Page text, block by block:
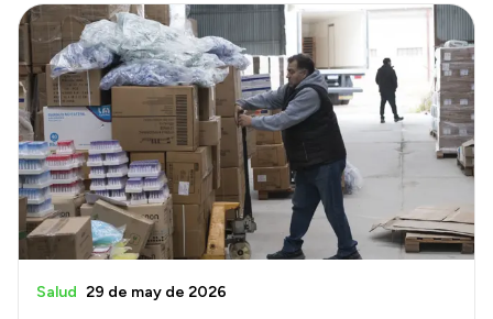
Salud 29 de may de 2026